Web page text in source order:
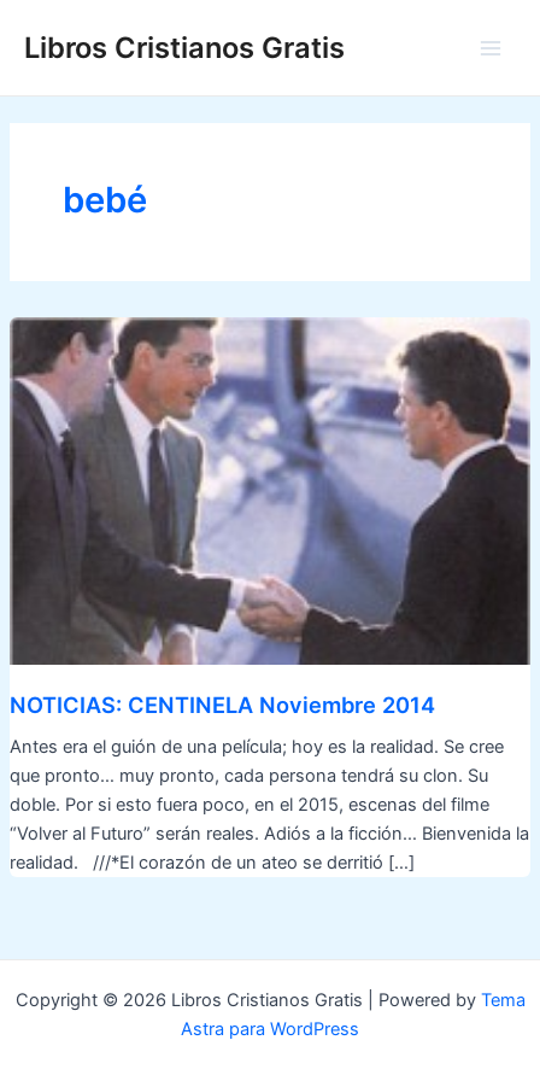
Libros Cristianos Gratis
bebé
NOTICIAS: CENTINELA Noviembre 2014
Antes era el guión de una película; hoy es la realidad. Se cree
que pronto… muy pronto, cada persona tendrá su clon. Su
doble. Por si esto fuera poco, en el 2015, escenas del filme
“Volver al Futuro” serán reales. Adiós a la ficción… Bienvenida la
realidad. ///*El corazón de un ateo se derritió […]
Copyright © 2026 Libros Cristianos Gratis | Powered by Tema
Astra para WordPress